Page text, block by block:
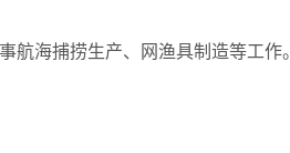
海捕捞生产、网渔具制造等工作。